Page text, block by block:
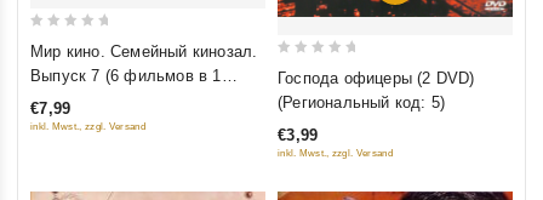
out
5
Мир кино. Семейный кинозал.
Выпуск 7 (6 фильмов в 1
диске)
€7,99
inkl. Mwst., zzgl. Versand
5
Господа офицеры (2 DVD)
(Региональный код: 5)
€3,99
inkl. Mwst., zzgl. Versand